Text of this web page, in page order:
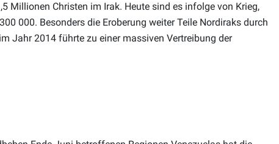
Millionen Christen im Irak. Heute sind es infolge von Krieg,
000. Besonders die Eroberung weiter Teile Nordiraks durch
Jahr 2014 führte zu einer massiven Vertreibung der